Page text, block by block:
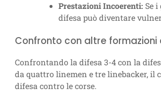
Prestazioni Incoerenti: Se
difesa può diventare
Confronto con altre formazioni
Confrontando la difesa 3-4 con la
da quattro linemen e tre linebacker, il
difesa contro le corse.